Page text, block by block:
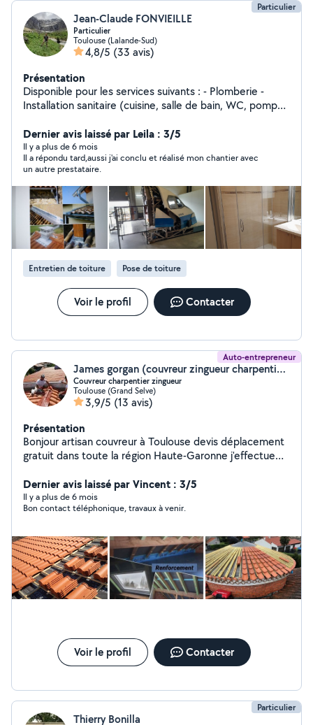
Particulier
Jean-Claude FONVIEILLE
Particulier
Toulouse (Lalande-Sud)
4,8/5 (33 avis)
Présentation
Disponible pour les services suivants : - Plomberie -
Installation sanitaire (cuisine, salle de bain, WC, pompe
conduites de vidange, modification et/ou suppression
installations - Chauffage (Réparation réseaux
hydrauliques et modification installations) - Zinguerie
(Pose et création d'éléments en zinc) - Entretien toiture
: réparation fuites et (nettoyage et démoussage) -
Faïence - Bricolage - Petits travaux - Serrurerie
(Réparation et création élément en fer), soudure à l'arc
- Clôture Grillage (Tout type) - Brise vue - Divers
autres...
Dernier avis laissé par Leila : 3/5
Il y a plus de 6 mois
Il a répondu tard,aussi j'ai conclu et réalisé mon chantier avec
un autre prestataire.
Entretien de toiture Pose de toiture
Voir le profil Contacter
Auto-entrepreneur
James gorgan (couvreur zingueur charpentier à Toulouse)
Couvreur charpentier zingueur
Toulouse (Grand Selve)
3,9/5 (13 avis)
Présentation
Bonjour artisan couvreur à Toulouse devis déplacement
gratuit dans toute la région Haute-Garonne j'effectue
zinguerie rénovation de toiture dépannage de toiture
Recherche fuite toiture nettoyage de toiture traitement
hydrofige renforcement de charpente peinture
le matériel nécessaire pour mon activité Artisan
maniaque est motivé petit ou gros travaux travaux
n'hésitez pas à me contacter pour devis diagnostic
gratuit garantie décennale
Dernier avis laissé par Vincent : 3/5
Il y a plus de 6 mois
Bon contact téléphonique, travaux à venir.
Voir le profil Contacter
Particulier
Thierry Bonilla